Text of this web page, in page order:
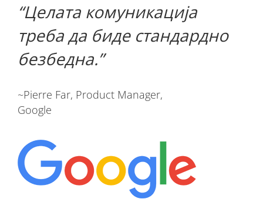
Целата комуникација
треба да биде стандардно
безбедна.
~Pierre Far, Product Manager,
Google